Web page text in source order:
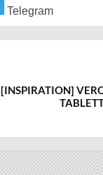
Telegram
[INSPIRATION]